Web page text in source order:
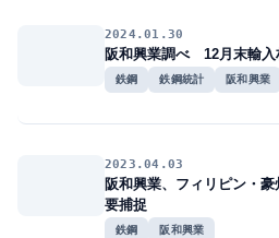
2024.01.30
阪和興業調べ 12月末輸入
鉄鋼 鉄鋼統計 阪和興業
2023.04.03
阪和興業、フィリピン・
要捕捉
鉄鋼 阪和興業